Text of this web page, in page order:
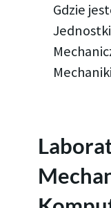
Gdzie
Jednostki